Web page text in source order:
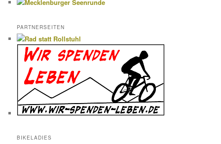
PARTNERSEITEN
BIKELADIES